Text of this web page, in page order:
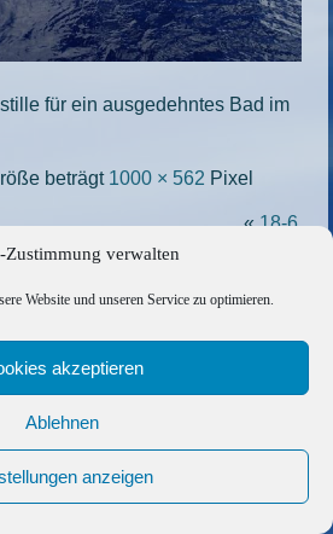
Zustimmung verwalten
Website und unseren Service zu optimieren.
akzeptieren
Ablehnen
anzeigen
für ein ausgedehntes Bad im
beträgt 1000 × 562 Pixel
«18-6
Barfuss Segelreisen GmbH
Befreundete Links